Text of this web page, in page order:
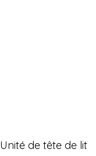
Unité de tête de lit